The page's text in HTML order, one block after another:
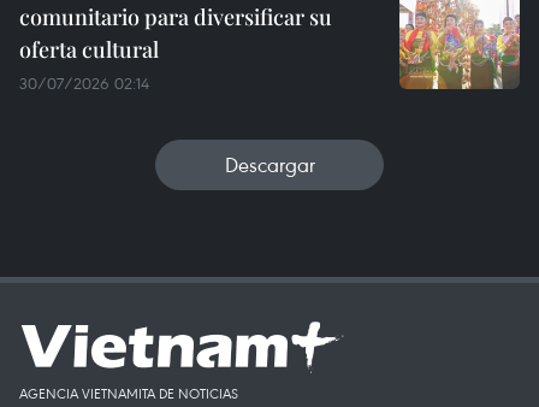
comunitario para diversificar su
oferta cultural
30/07/2026 02:14
Descargar
AGENCIA VIETNAMITA DE NOTICIAS